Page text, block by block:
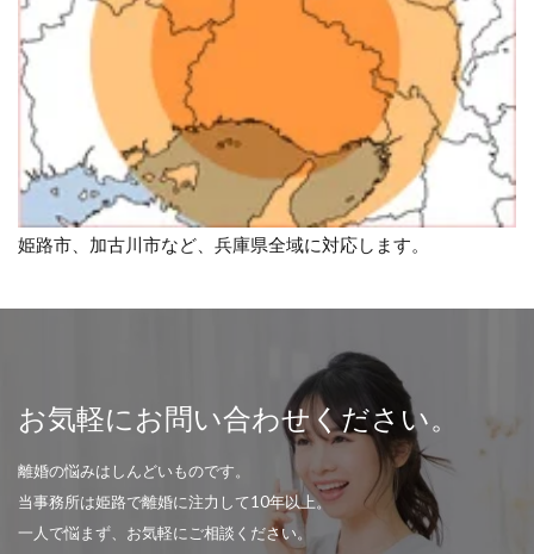
姫路市、加古川市など、兵庫県全域に対応します。
お気軽にお問い合わせください。
離婚の悩みはしんどいものです。
当事務所は姫路で離婚に注力して10年以上。
一人で悩まず、お気軽にご相談ください。